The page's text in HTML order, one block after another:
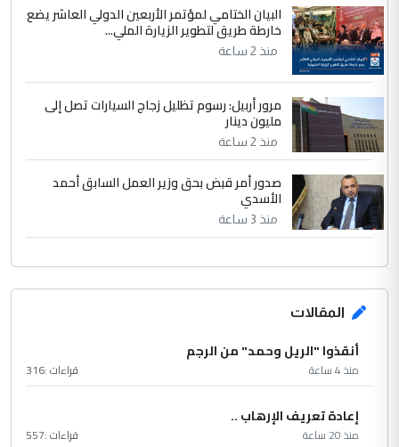
البيان الختامي لمؤتمر الأربعين الدولي العاشر يضع
خارطة طريق لتطوير الزيارة الملي...
منذ 2 ساعة
مرور أربيل: رسوم تظليل زجاج السيارات تصل إلى
مليون دينار
منذ 2 ساعة
صدور أمر قبض بحق وزير العمل السابق أحمد
الأسدي
منذ 3 ساعة
المقالات
أنقذوا "الريل وحمد" من الرجم
منذ 4 ساعة قراءات :316
إعادة تعريف الإرهاب ..
منذ 20 ساعة قراءات :557